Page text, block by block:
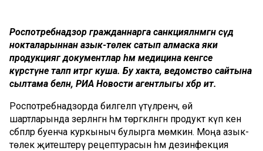
Роспотребнадзор гражданнарга санкцияләнмәгән сәүдә
нокталарыннан азык-төлек сатып алмаска яки
продукциягә документлар һәм медицина кенәгәсе
күрсәтүне таләп итәргә куша. Бу хакта, ведомство сайтына
сылтама белән, РИА Новости агентлыгы хәбәр итә.
Роспотребнадзорда билгеләп үтүләренчә, өй
шартларында әзерләнгән һәм төргәкләнгән продукт күп кенә
сәбәпләр буенча куркыныч булырга мөмкин. Моңа азык-
төлек җитештерү рецептурасын һәм дезинфекция